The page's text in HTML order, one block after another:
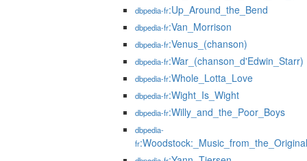
dbpedia-fr:Up_Around_the_Bend
dbpedia-fr:Van_Morrison
dbpedia-fr:Venus_(chanson)
dbpedia-fr:War_(chanson_d'Edwin_Starr)
dbpedia-fr:Whole_Lotta_Love
dbpedia-fr:Wight_Is_Wight
dbpedia-fr:Willy_and_the_Poor_Boys
dbpedia-
fr